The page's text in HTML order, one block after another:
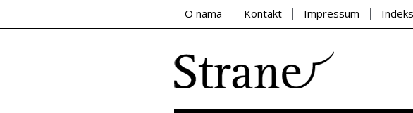
O nama Kontakt Impressum